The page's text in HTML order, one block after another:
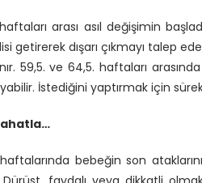
arası asıl değişimin
getirerek dışarı çıkmayı talep
59,5. ve 64,5. haftaları
İstediğini yaptırmak için
bebeğin son